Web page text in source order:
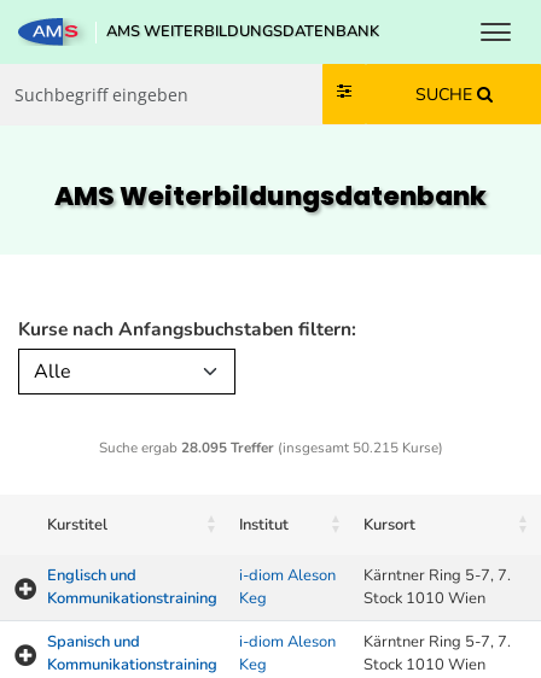
Zum Inhalt springen
Zum Navmenü springen
Zur Suche springen
Zur Footer springen
AMS WEITERBILDUNGSDATENBANK
SUCHE
AMS Weiterbildungs­datenbank
Kurse nach Anfangsbuchstaben filtern:
Alle
Suche ergab 28.095 Treffer(insgesamt 50.215 Kurse)
Kurstitel Institut Kursort
Englisch und
Kommunikationstraining
i-diom Aleson
Keg
Kärntner Ring 5-7, 7.
Stock 1010 Wien
Spanisch und
Kommunikationstraining
i-diom Aleson
Keg
Kärntner Ring 5-7, 7.
Stock 1010 Wien